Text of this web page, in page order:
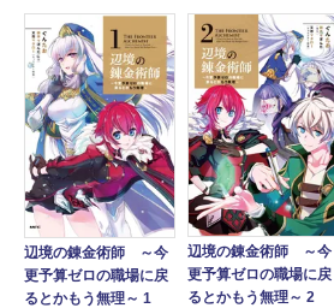
辺境の錬金術師 ～今
更予算ゼロの職場に戻
るとかもう無理～ 1
辺境の錬金術師 ～今
更予算ゼロの職場に戻
るとかもう無理～ 2